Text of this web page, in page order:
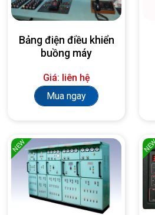
Bảng điện điều khiển
buồng máy
Giá: liên hệ
Mua ngay
NEW